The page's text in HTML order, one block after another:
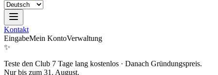
Kontakt
EingabeMein KontoVerwaltung
✨
Teste den Club 7 Tage lang kostenlos · Danach Gründungspreis.
Nur bis zum 31. August.